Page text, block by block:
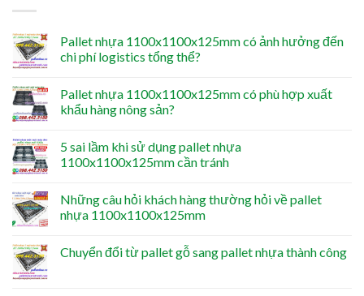
Pallet nhựa 1100x1100x125mm có ảnh hưởng đến
chi phí logistics tổng thể?
Pallet nhựa 1100x1100x125mm có phù hợp xuất
khẩu hàng nông sản?
5 sai lầm khi sử dụng pallet nhựa
1100x1100x125mm cần tránh
Những câu hỏi khách hàng thường hỏi về pallet
nhựa 1100x1100x125mm
Chuyển đổi từ pallet gỗ sang pallet nhựa thành công